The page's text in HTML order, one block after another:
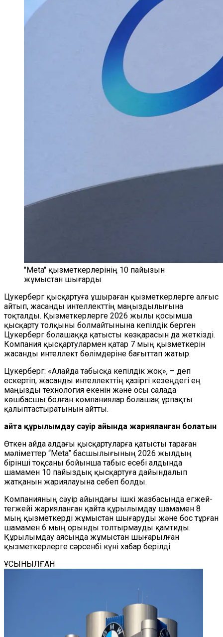
"Meta" қызметкерлерінің 10 пайызын
жұмыстан шығарды
Цукерберг қысқартуға ұшыраған қызметкерлерге алғыс
айтып, жасанды интеллекттің маңыздылығына
тоқталды. Қызметкерлерге 2026 жылы қосымша
қысқарту толқыны болмайтынына кепілдік берген
Цукерберг болашаққа қатысты көзқарасын да жеткізді.
Компания қысқартулармен қатар 7 мың қызметкерін
жасанды интеллект бөлімдеріне бағыттап жатыр.
Цукерберг: «Алайда табысқа кепілдік жоқ», – деп
ескертіп, жасанды интеллекттің қазіргі кезеңдегі ең
маңызды технология екенін және осы салада
көшбасшы болған компаниялар болашақ ұрпақты
қалыптастыратынын айтты.
Қайта құрылымдау сәуір айында жарияланған болатын
Өткен айда алдағы қысқартуларға қатысты тараған
мәліметтер “Meta” басшылығының 2026 жылдың
бірінші тоқсаны бойынша табыс есебі алдында
шамамен 10 пайыздық қысқартуға дайындалып
жатқанын жариялауына себеп болды.
Компанияның сәуір айындағы ішкі жазбасында егжей-
тегжейі жарияланған қайта құрылымдау шамамен 8
мың қызметкерді жұмыстан шығаруды және бос тұрған
шамамен 6 мың орынды толтырмауды қамтиды.
Құрылымдау аясында жұмыстан шығарылған
қызметкерлерге сәрсенбі күні хабар берілді.
ҰСЫНЫЛҒАН